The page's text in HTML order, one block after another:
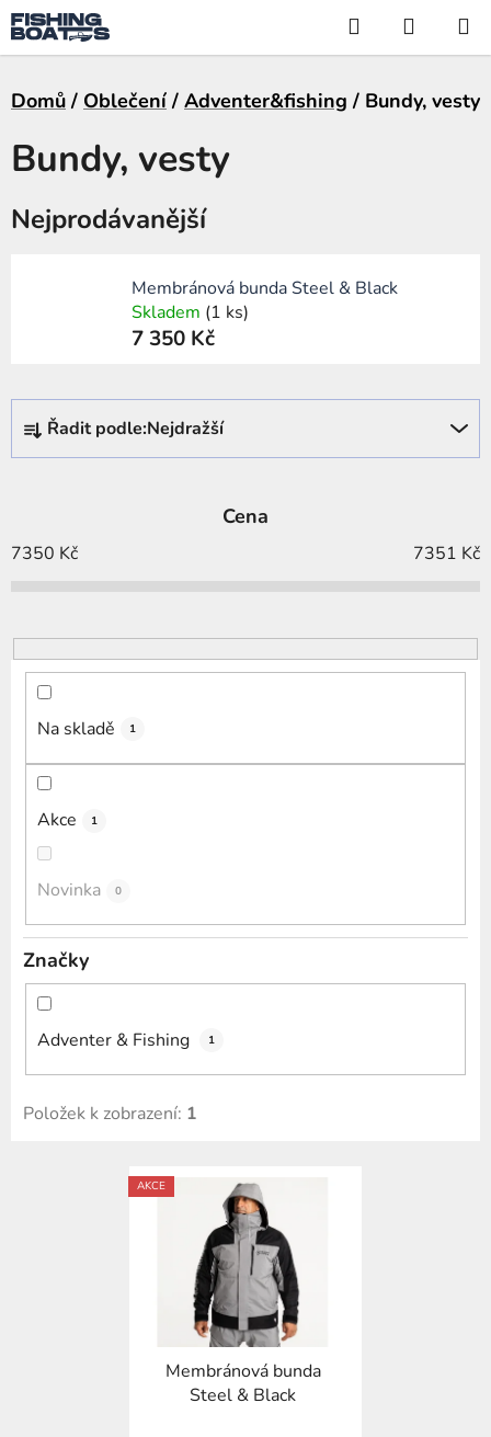
Přejít
na
obsah
Hledat
KOŠÍK
Domů / Oblečení / Adventer&fishing / Bundy, vesty
Bundy, vesty
Nejprodávanější
Membránová bunda Steel & Black
Skladem (1 ks)
7 350 Kč
z
í
o
d
Řadit podle:Nejdražší
Cena
7350 Kč 7351 Kč
Na skladě 1
Akce 1
Novinka 0
Značky
Adventer & Fishing 1
Položek k zobrazení: 1
AKCE
Membránová bunda
Steel & Black